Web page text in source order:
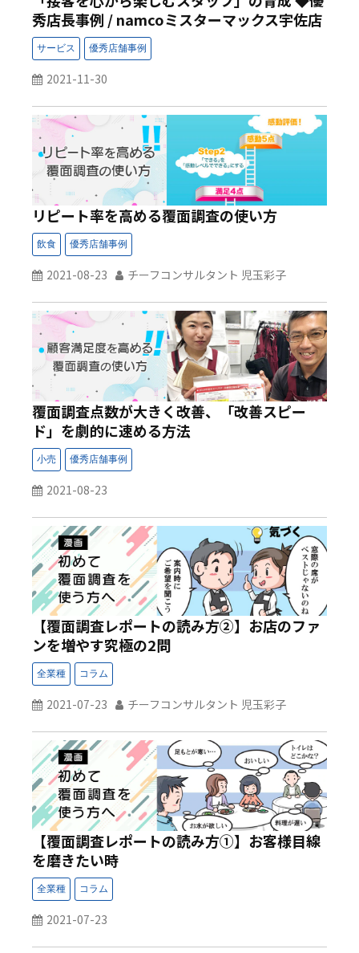
秀店長事例 / namcoミスターマックス宇佐店
◆
2021-11-30
リピート率を高める覆面調査の使い方
2021-08-23 チーフコンサルタント 児玉彩子
覆面調査点数が大きく改善、「改善スピー
ド」を劇的に速める方法
2021-08-23
【覆面調査レポートの読み方②】お店のファ
ンを増やす究極の2問
2021-07-23 チーフコンサルタント 児玉彩子
【覆面調査レポートの読み方①】お客様目線
を磨きたい時
2021-07-23